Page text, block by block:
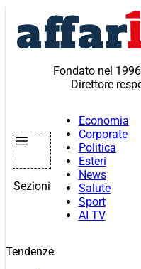
contenuto
Fondato nel
Direttore
Sezioni
Economia
Corporate
Politica
Esteri
News
Salute
Sport
AI TV
Tendenze